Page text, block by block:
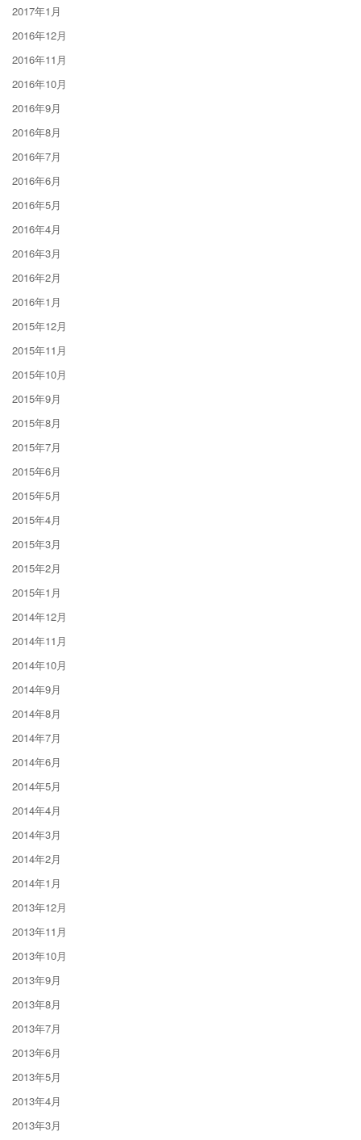
2017年1月
2016年12月
2016年11月
2016年10月
2016年9月
2016年8月
2016年7月
2016年6月
2016年5月
2016年4月
2016年3月
2016年2月
2016年1月
2015年12月
2015年11月
2015年10月
2015年9月
2015年8月
2015年7月
2015年6月
2015年5月
2015年4月
2015年3月
2015年2月
2015年1月
2014年12月
2014年11月
2014年10月
2014年9月
2014年8月
2014年7月
2014年6月
2014年5月
2014年4月
2014年3月
2014年2月
2014年1月
2013年12月
2013年11月
2013年10月
2013年9月
2013年8月
2013年7月
2013年6月
2013年5月
2013年4月
2013年3月